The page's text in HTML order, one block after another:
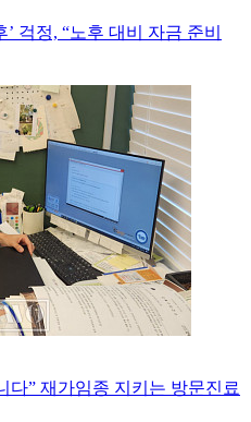
’ 걱정, “노후 대비 자금 준비
다” 재가임종 지키는 방문진료